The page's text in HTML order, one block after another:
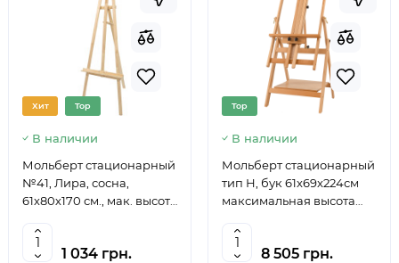
Хит Top
В наличии
Мольберт стационарный
№41, Лира, сосна,
61х80х170 см., мак. высота
Studio
1 034 грн.
Top
В наличии
Мольберт стационарный
тип Н, бук 61x69x224см
максимальная высота
6059
8 505 грн.